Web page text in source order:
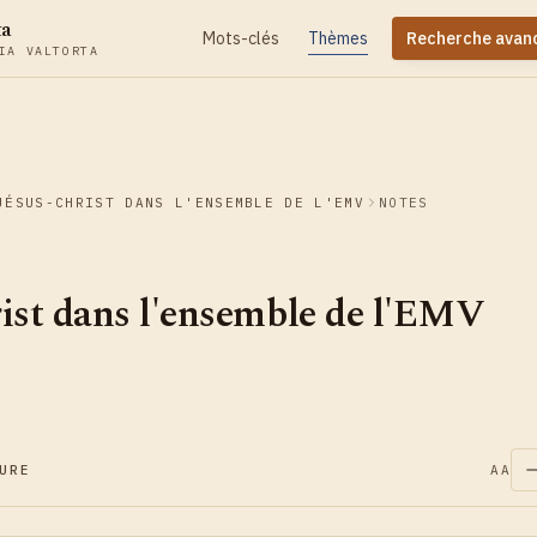
VALTORTA
Mots-clés Thèmes Recherche
CHRIST DANS L'ENSEMBLE DE L'EMV NOTES
dans l'ensemble de l'EMV
AA